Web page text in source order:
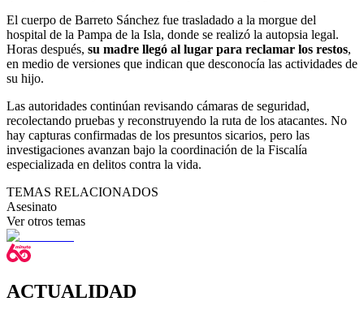
El cuerpo de Barreto Sánchez fue trasladado a la morgue del
hospital de la Pampa de la Isla, donde se realizó la autopsia legal.
Horas después, su madre llegó al lugar para reclamar los restos,
en medio de versiones que indican que desconocía las actividades de
su hijo.
Las autoridades continúan revisando cámaras de seguridad,
recolectando pruebas y reconstruyendo la ruta de los atacantes. No
hay capturas confirmadas de los presuntos sicarios, pero las
investigaciones avanzan bajo la coordinación de la Fiscalía
especializada en delitos contra la vida.
TEMAS RELACIONADOS
Asesinato
Ver otros temas
ACTUALIDAD